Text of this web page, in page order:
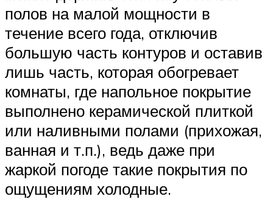
полов на малой мощности в
течение всего года, отключив
большую часть контуров и оставив
лишь часть, которая обогревает
комнаты, где напольное покрытие
выполнено керамической плиткой
или наливными полами (прихожая,
ванная и т.п.), ведь даже при
жаркой погоде такие покрытия по
ощущениям холодные.